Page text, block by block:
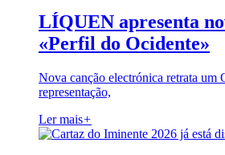
LÍQUEN apresenta
«Perfil do Ocidente»
Nova canção electrónica retrata um
representação,
Ler mais+